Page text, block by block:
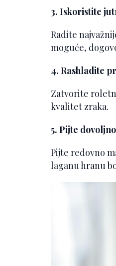
3. Iskoristite
Radite
moguće,
4. Rashladite
Zatvorite
kvalitet zraka.
5. Pijte
Pijte redovno
laganu hranu